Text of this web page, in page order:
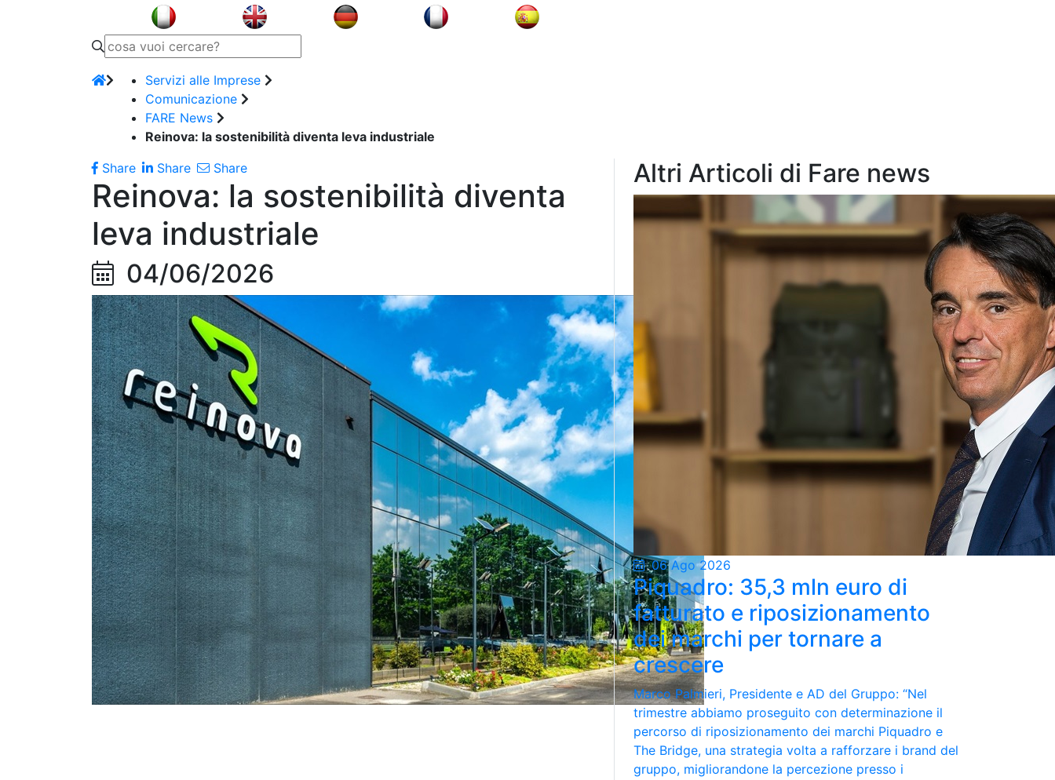
Servizi alle Imprese
Comunicazione
FARE News
Reinova: la sostenibilità diventa leva industriale
Share
Share Share
Reinova: la sostenibilità diventa
leva industriale
04/06/2026
Altri Articoli di Fare news
06 Ago 2026
Piquadro: 35,3 mln euro di
fatturato e riposizionamento
dei marchi per tornare a
crescere
Marco Palmieri, Presidente e AD del Gruppo: “Nel
trimestre abbiamo proseguito con determinazione il
percorso di riposizionamento dei marchi Piquadro e
The Bridge, una strategia volta a rafforzare i brand del
gruppo, migliorandone la percezione presso i